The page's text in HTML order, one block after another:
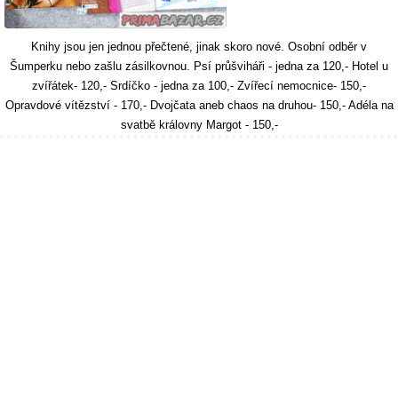
Knihy jsou jen jednou přečtené, jinak skoro nové. Osobní odběr v
Šumperku nebo zašlu zásilkovnou. Psí průšviháři - jedna za 120,- Hotel u
zvířátek- 120,- Srdíčko - jedna za 100,- Zvířecí nemocnice- 150,-
Opravdové vítězství - 170,- Dvojčata aneb chaos na druhou- 150,- Adéla na
svatbě královny Margot - 150,-